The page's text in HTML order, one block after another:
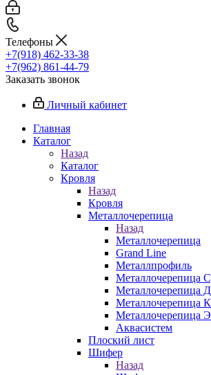
Телефоны
+7(918) 462-33-38
+7(962) 861-44-79
Заказать звонок
Личный кабинет
Главная
Каталог
Назад
Каталог
Кровля
Назад
Кровля
Металлочерепица
Назад
Металлочерепица
Grand Line
Металлпрофиль
Металлочерепица
Металлочерепица
Металлочерепица
Металлочерепица
Аквасистем
Плоский лист
Шифер
Назад